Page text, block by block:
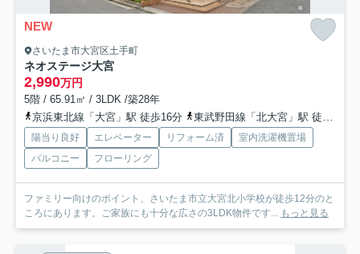
NEW
さいたま市大宮区土手町
ネオステージ大宮
2,990万円
5階 / 65.91㎡ / 3LDK /築28年
京浜東北線「大宮」駅 徒歩16分
東武野田線「北大宮」駅 徒歩8分
陽当り良好 エレベーター リフォーム済
室内洗濯機置場
バルコニー
フローリング
ファミリー向けのポイント、さいたま市立大宮北小学校が徒歩12分のと
ころにあります。ご家族にも十分な広さの3LDK物件です...
もっと見る